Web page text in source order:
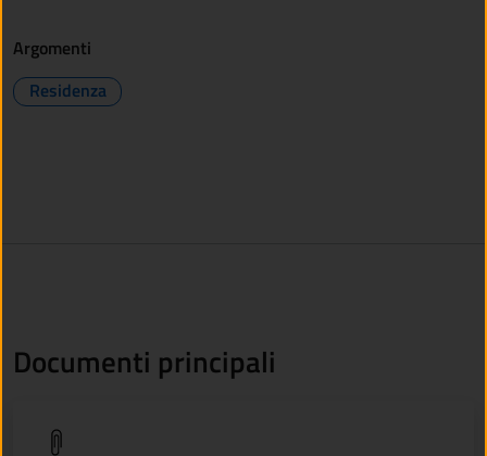
Argomenti
Residenza
Documenti principali
(apre in un'altra scheda).